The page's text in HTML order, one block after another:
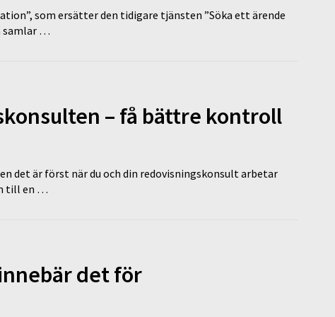
som ersätter den tidigare tjänsten ”Söka ett ärende
samlar …
– få bättre kontroll
det är först när du och din redovisningskonsult arbetar
till en …
det för